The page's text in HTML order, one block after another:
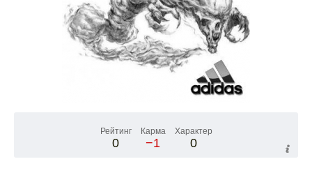
Рейтинг
0
Карма
−1
Характер
0